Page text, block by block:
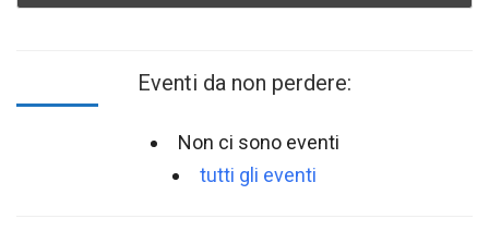
Eventi da non perdere:
Non ci sono eventi
tutti gli eventi